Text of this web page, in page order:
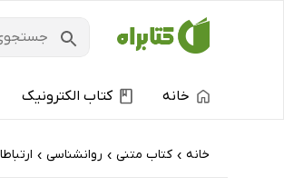
خانه کتاب الکترونیک
خانه › کتاب‌ متنی › روانشناسی ›